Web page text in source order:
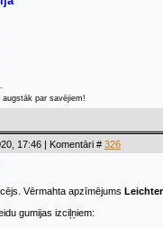
par savējiem!
17:46 | Komentāri # 326
Vērmahta apzīmējums
gumijas izciļņiem: